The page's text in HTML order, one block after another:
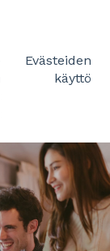
Evästeiden
käyttö